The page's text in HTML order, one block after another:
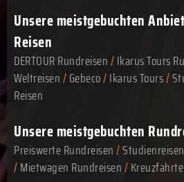
Unsere meistgebuchten
Reisen
DERTOUR Rundreisen/Ikarus Tours
Weltreisen/Gebeco/Ikarus Tours/
Reisen
Unsere meistgebuchten
Preiswerte Rundreisen/Studienreisen
/Mietwagen Rundreisen/